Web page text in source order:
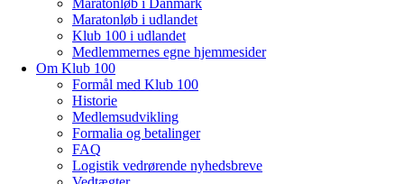
Maratonløb i Danmark
Maratonløb i udlandet
Klub 100 i udlandet
Medlemmernes egne hjemmesider
Om Klub 100
Formål med Klub 100
Historie
Medlemsudvikling
Formalia og betalinger
FAQ
Logistik vedrørende nyhedsbreve